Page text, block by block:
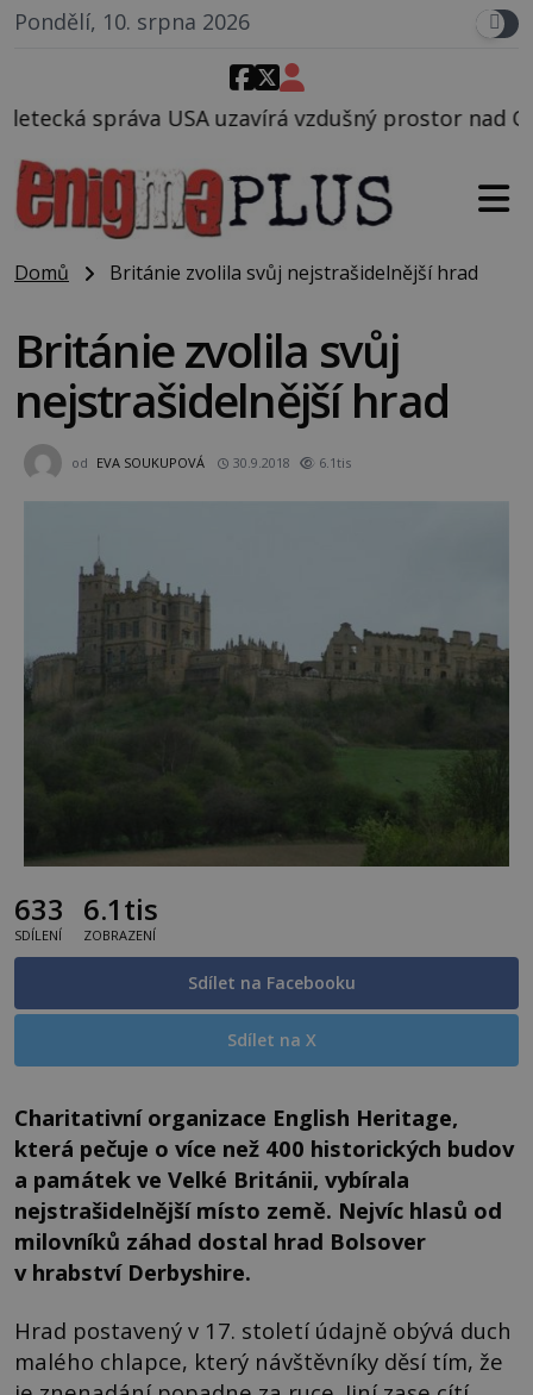
Pondělí, 10. srpna 2026
vzdušný prostor nad Oblastí 51, mohlo to
Domů Británie zvolila svůj nejstrašidelnější hrad
Británie zvolila svůj
nejstrašidelnější hrad
od EVA SOUKUPOVÁ 30.9.2018 6.1tis
633
SDÍLENÍ
6.1tis
ZOBRAZENÍ
Sdílet na Facebooku
Sdílet na X
Charitativní organizace English Heritage,
která pečuje o více než 400 historických budov
a památek ve Velké Británii, vybírala
nejstrašidelnější místo země. Nejvíc hlasů od
milovníků záhad dostal hrad Bolsover
v hrabství Derbyshire.
Hrad postavený v 17. století údajně obývá duch
malého chlapce, který návštěvníky děsí tím, že